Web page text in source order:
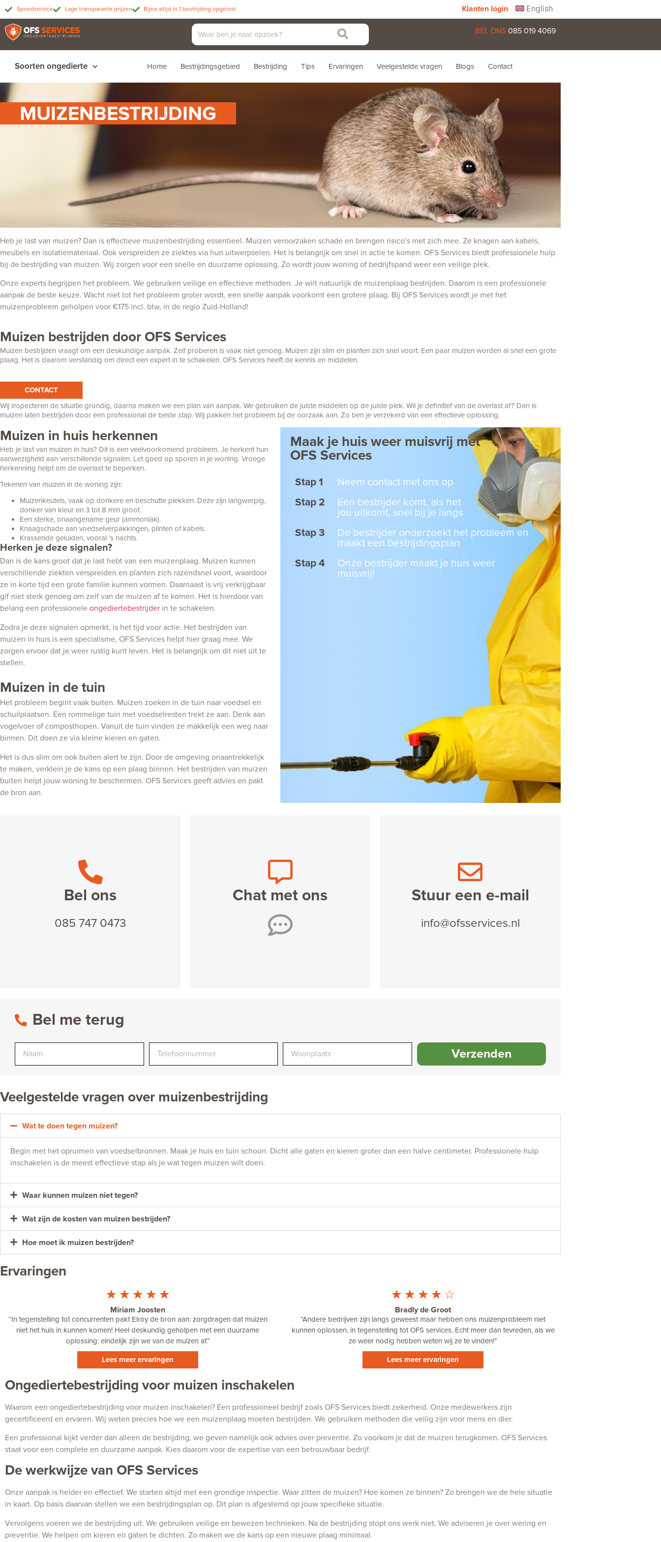
Spoedservice Lage transparante prijzen Bijna altijd in 1 bestrijding opgelost Klanten login English
BEL ONS 085 019 4069
Soorten ongedierte Home Bestrijdingsgebied Bestrijding Tips Ervaringen Veelgestelde vragen Blogs Contact
MUIZENBESTRIJDING
Heb je last van muizen? Dan is effectieve muizenbestrijding essentieel. Muizen veroorzaken schade en brengen risico’s met zich mee. Ze knagen aan kabels,
meubels en isolatiemateriaal. Ook verspreiden ze ziektes via hun uitwerpselen. Het is belangrijk om snel in actie te komen. OFS Services biedt professionele hulp
bij de bestrijding van muizen. Wij zorgen voor een snelle en duurzame oplossing. Zo wordt jouw woning of bedrijfspand weer een veilige plek.
Onze experts begrijpen het probleem. We gebruiken veilige en effectieve methoden. Je wilt natuurlijk de muizenplaag bestrijden. Daarom is een professionele
aanpak de beste keuze. Wacht niet tot het probleem groter wordt, een snelle aanpak voorkomt een grotere plaag. Bij OFS Services wordt je met het
muizenprobleem geholpen voor €175 incl. btw, in de regio Zuid-Holland!
Muizen bestrijden door OFS Services
Muizen bestrijden vraagt om een deskundige aanpak. Zelf proberen is vaak niet genoeg. Muizen zijn slim en planten zich snel voort. Een paar muizen worden al snel een grote
plaag. Het is daarom verstandig om direct een expert in te schakelen. OFS Services heeft de kennis en middelen.
CONTACT
Wij inspecteren de situatie grondig, daarna maken we een plan van aanpak. We gebruiken de juiste middelen op de juiste plek. Wil je definitief van de overlast af? Dan is
muizen laten bestrijden door een professional de beste stap. Wij pakken het probleem bij de oorzaak aan. Zo ben je verzekerd van een effectieve oplossing.
Muizen in huis herkennen
Heb je last van muizen in huis? Dit is een veelvoorkomend probleem. Je herkent hun
aanwezigheid aan verschillende signalen. Let goed op sporen in je woning. Vroege
herkenning helpt om de overlast te beperken.
Tekenen van muizen in de woning zijn:
Muizenkeutels, vaak op donkere en beschutte plekken. Deze zijn langwerpig,
donker van kleur en 3 tot 8 mm groot.
Een sterke, onaangename geur (ammoniak).
Knaagschade aan voedselverpakkingen, plinten of kabels.
Krassende geluiden, vooral ’s nachts.
Herken je deze signalen?
Dan is de kans groot dat je last hebt van een muizenplaag. Muizen kunnen
verschillende ziekten verspreiden en planten zich razendsnel voort, waardoor
ze in korte tijd een grote familie kunnen vormen. Daarnaast is vrij verkrijgbaar
gif niet sterk genoeg om zelf van de muizen af te komen. Het is hierdoor van
belang een professionele ongediertebestrijder in te schakelen.
Zodra je deze signalen opmerkt, is het tijd voor actie. Het bestrijden van
muizen in huis is een specialisme, OFS Services helpt hier graag mee. We
zorgen ervoor dat je weer rustig kunt leven. Het is belangrijk om dit niet uit te
stellen.
Muizen in de tuin
Het probleem begint vaak buiten. Muizen zoeken in de tuin naar voedsel en
schuilplaatsen. Een rommelige tuin met voedselresten trekt ze aan. Denk aan
vogelvoer of composthopen. Vanuit de tuin vinden ze makkelijk een weg naar
binnen. Dit doen ze via kleine kieren en gaten.
Het is dus slim om ook buiten alert te zijn. Door de omgeving onaantrekkelijk
te maken, verklein je de kans op een plaag binnen. Het bestrijden van muizen
buiten helpt jouw woning te beschermen. OFS Services geeft advies en pakt
de bron aan.
Maak je huis weer muisvrij met
OFS Services
Stap 1
Neem contact met ons op
Stap 2
Een bestrijder komt, als het
jou uitkomt, snel bij je langs
Stap 3
De bestrijder onderzoekt het probleem en
maakt een bestrijdingsplan
Stap 4
Onze bestrijder maakt je huis weer
muisvrij!
Bel ons
085 747 0473
Chat met ons Stuur een e-mail
info@ofsservices.nl
Bel me terug
Verzenden
Veelgestelde vragen over muizenbestrijding
Wat te doen tegen muizen?
Begin met het opruimen van voedselbronnen. Maak je huis en tuin schoon. Dicht alle gaten en kieren groter dan een halve centimeter. Professionele hulp
inschakelen is de meest effectieve stap als je wat tegen muizen wilt doen.
Waar kunnen muizen niet tegen?
Wat zijn de kosten van muizen bestrijden?
Hoe moet ik muizen bestrijden?
Ervaringen
☆ ☆ ☆ ☆ ☆
Miriam Joosten
“In tegenstelling tot concurrenten pakt Elroy de bron aan: zorgdragen dat muizen
niet het huis in kunnen komen! Heel deskundig geholpen met een duurzame
oplossing: eindelijk zijn we van de muizen af.”
Lees meer ervaringen
☆ ☆ ☆ ☆ ☆
Bradly de Groot
“Andere bedrijven zijn langs geweest maar hebben ons muizenprobleem niet
kunnen oplossen, in tegenstelling tot OFS services. Echt meer dan tevreden, als we
ze weer nodig hebben weten wij ze te vinden!”
Lees meer ervaringen
Ongediertebestrijding voor muizen inschakelen
Waarom een ongediertebestrijding voor muizen inschakelen? Een professioneel bedrijf zoals OFS Services biedt zekerheid. Onze medewerkers zijn
gecertificeerd en ervaren. Wij weten precies hoe we een muizenplaag moeten bestrijden. We gebruiken methoden die veilig zijn voor mens en dier.
Een professional kijkt verder dan alleen de bestrijding, we geven namelijk ook advies over preventie. Zo voorkom je dat de muizen terugkomen. OFS Services
staat voor een complete en duurzame aanpak. Kies daarom voor de expertise van een betrouwbaar bedrijf.
De werkwijze van OFS Services
Onze aanpak is helder en effectief. We starten altijd met een grondige inspectie. Waar zitten de muizen? Hoe komen ze binnen? Zo brengen we de hele situatie
in kaart. Op basis daarvan stellen we een bestrijdingsplan op. Dit plan is afgestemd op jouw specifieke situatie.
Vervolgens voeren we de bestrijding uit. We gebruiken veilige en bewezen technieken. Na de bestrijding stopt ons werk niet. We adviseren je over wering en
preventie. We helpen om kieren en gaten te dichten. Zo maken we de kans op een nieuwe plaag minimaal.